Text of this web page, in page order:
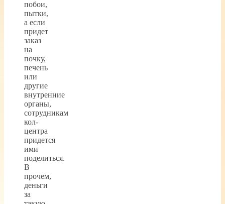
побои,
пытки,
а если
придет
заказ
на
почку,
печень
или
другие
внутренние
органы,
сотрудникам
кол-
центра
придется
ими
поделиться.
В
прочем,
деньги
за